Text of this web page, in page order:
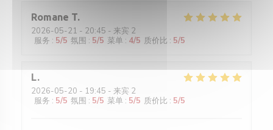
Romane T
2026-05-21 - 20:45 - 来宾 2
服务 : 5/5 氛围 : 5/5 菜单 : 4/5 质价比 : 5/5
L
2026-05-20 - 19:45 - 来宾 2
服务 : 5/5 氛围 : 5/5 菜单 : 5/5 质价比 : 5/5